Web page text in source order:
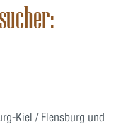
Kiel / Flensburg und